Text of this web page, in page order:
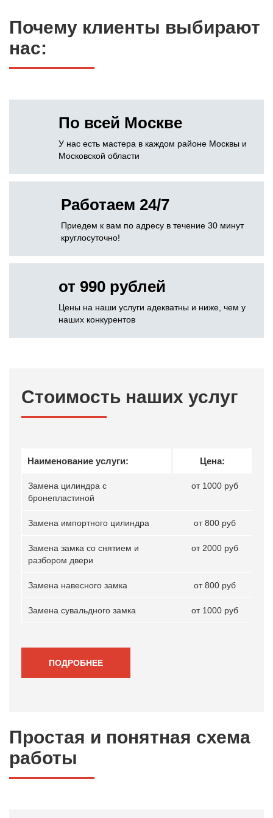
Почему клиенты выбирают
нас:
По всей Москве
У нас есть мастера в каждом районе Москвы и
Московской области
Работаем 24/7
Приедем к вам по адресу в течение 30 минут
круглосуточно!
от 990 рублей
Цены на наши услуги адекватны и ниже, чем у
наших конкурентов
Простая и понятная схема
работы
Стоимость наших услуг
Наименование услуги: Цена:
Замена цилиндра с
бронепластиной
от 1000 руб
Замена импортного цилиндра от 800 руб
Замена замка со снятием и
разбором двери
от 2000 руб
Замена навесного замка от 800 руб
Замена сувальдного замка от 1000 руб
ПОДРОБНЕЕ